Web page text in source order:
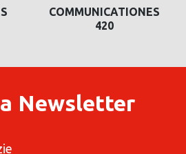
COMMUNICATIONES
419
Newsletter